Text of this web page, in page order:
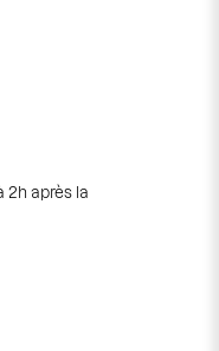
2h après la